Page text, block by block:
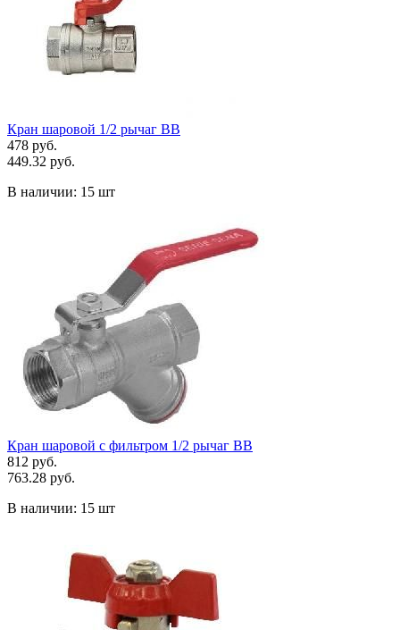
Кран шаровой 1/2 рычаг ВВ
478 руб.
449.32 руб.
В наличии: 15 шт
Кран шаровой с фильтром 1/2 рычаг ВВ
812 руб.
763.28 руб.
В наличии: 15 шт